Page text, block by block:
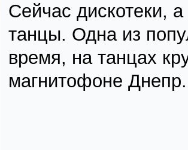
Сейчас дискотеки,
танцы. Одна из
время, на танцах
магнитофоне Днепр.